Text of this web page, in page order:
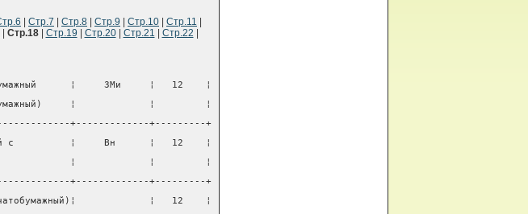
Стр.7 Стр.8 Стр.9 Стр.10 Стр.11
Стр.18| Стр.19 Стр.20| Стр.21 Стр.22
¦     ЗМи     ¦   12    ¦
¦             ¦         ¦
+-------------+---------+
с          ¦     Вн      ¦   12    ¦
¦             ¦         ¦
+-------------+---------+
¦   12    ¦